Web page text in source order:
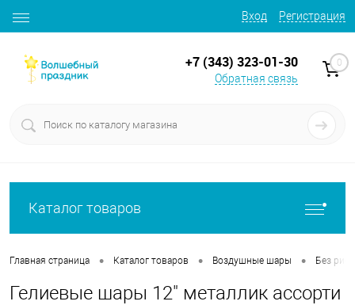
Вход Регистрация
+7 (343) 323-01-30
Обратная связь
0
Каталог товаров
Главная страница • Каталог товаров • Воздушные шары • Без
Гелиевые шары 12" металлик ассорти